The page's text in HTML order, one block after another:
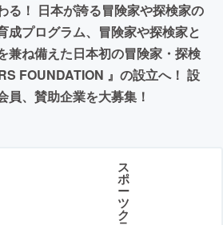
る！ 日本が誇る冒険家や探検家の
成プログラム、冒険家や探検家と
兼ね備えた日本初の冒険家・探検
FOUNDATION 』の設立へ！ 設
員、賛助企業を大募集！
ス
ポ
ー
ツ
ク